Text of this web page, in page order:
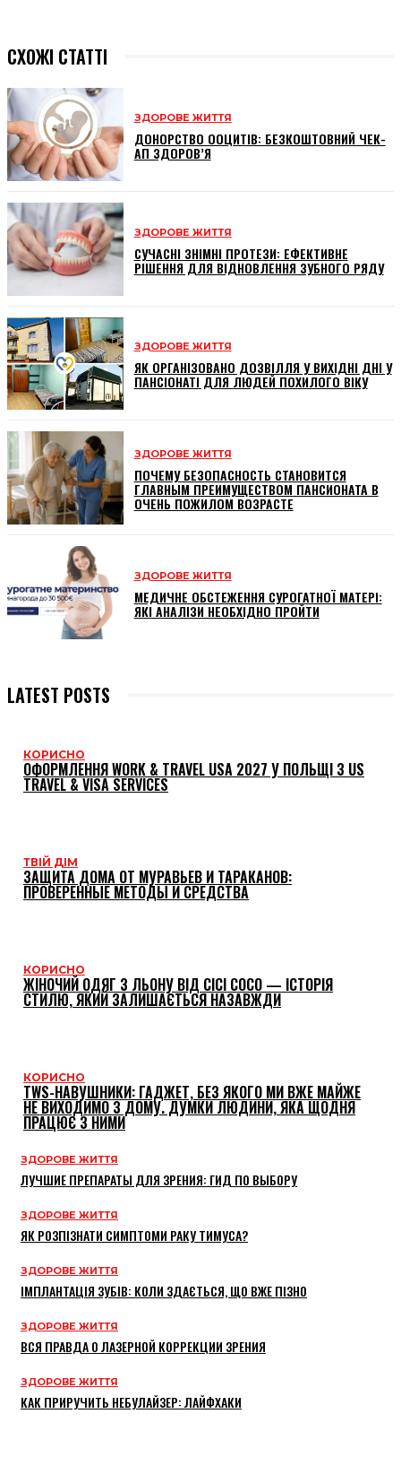
СХОЖІ СТАТТІ
ЗДОРОВЕ ЖИТТЯ
ДОНОРСТВО ООЦИТІВ: БЕЗКОШТОВНИЙ ЧЕК-
АП ЗДОРОВ’Я
ЗДОРОВЕ ЖИТТЯ
СУЧАСНІ ЗНІМНІ ПРОТЕЗИ: ЕФЕКТИВНЕ
РІШЕННЯ ДЛЯ ВІДНОВЛЕННЯ ЗУБНОГО РЯДУ
ЗДОРОВЕ ЖИТТЯ
ЯК ОРГАНІЗОВАНО ДОЗВІЛЛЯ У ВИХІДНІ ДНІ У
ПАНСІОНАТІ ДЛЯ ЛЮДЕЙ ПОХИЛОГО ВІКУ
ЗДОРОВЕ ЖИТТЯ
ПОЧЕМУ БЕЗОПАСНОСТЬ СТАНОВИТСЯ
ГЛАВНЫМ ПРЕИМУЩЕСТВОМ ПАНСИОНАТА В
ОЧЕНЬ ПОЖИЛОМ ВОЗРАСТЕ
ЗДОРОВЕ ЖИТТЯ
МЕДИЧНЕ ОБСТЕЖЕННЯ СУРОГАТНОЇ МАТЕРІ:
ЯКІ АНАЛІЗИ НЕОБХІДНО ПРОЙТИ
LATEST POSTS
КОРИСНО
ОФОРМЛЕННЯ WORK & TRAVEL USA 2027 У ПОЛЬЩІ З US
TRAVEL & VISA SERVICES
ТВІЙ ДІМ
ЗАЩИТА ДОМА ОТ МУРАВЬЕВ И ТАРАКАНОВ:
ПРОВЕРЕННЫЕ МЕТОДЫ И СРЕДСТВА
КОРИСНО
ЖІНОЧИЙ ОДЯГ З ЛЬОНУ ВІД CICI COCO — ІСТОРІЯ
СТИЛЮ, ЯКИЙ ЗАЛИШАЄТЬСЯ НАЗАВЖДИ
КОРИСНО
TWS-НАВУШНИКИ: ГАДЖЕТ, БЕЗ ЯКОГО МИ ВЖЕ МАЙЖЕ
НЕ ВИХОДИМО З ДОМУ. ДУМКИ ЛЮДИНИ, ЯКА ЩОДНЯ
ПРАЦЮЄ З НИМИ
ЗДОРОВЕ ЖИТТЯ
ЛУЧШИЕ ПРЕПАРАТЫ ДЛЯ ЗРЕНИЯ: ГИД ПО ВЫБОРУ
ЗДОРОВЕ ЖИТТЯ
ЯК РОЗПІЗНАТИ СИМПТОМИ РАКУ ТИМУСА?
ЗДОРОВЕ ЖИТТЯ
ІМПЛАНТАЦІЯ ЗУБІВ: КОЛИ ЗДАЄТЬСЯ, ЩО ВЖЕ ПІЗНО
ЗДОРОВЕ ЖИТТЯ
ВСЯ ПРАВДА О ЛАЗЕРНОЙ КОРРЕКЦИИ ЗРЕНИЯ
ЗДОРОВЕ ЖИТТЯ
КАК ПРИРУЧИТЬ НЕБУЛАЙЗЕР: ЛАЙФХАКИ